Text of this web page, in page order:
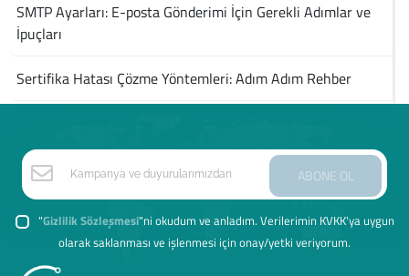
SMTP Ayarları: E-posta Gönderimi İçin Gerekli Adımlar ve
İpuçları
Sertifika Hatası Çözme Yöntemleri: Adım Adım Rehber
ABONE OL
"Gizlilik Sözleşmesi"ni okudum ve anladım. Verilerimin KVKK'ya uygun
olarak saklanması ve işlenmesi için onay/yetki veriyorum.